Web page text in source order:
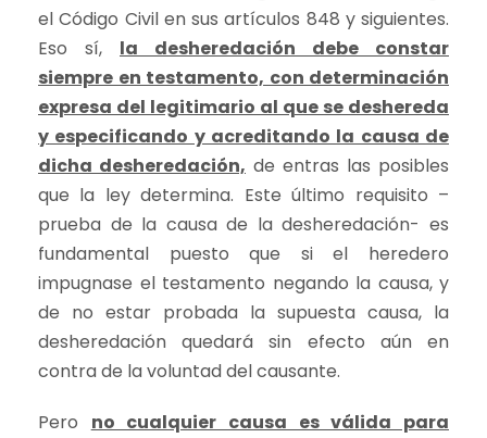
el Código Civil en sus artículos 848 y siguientes.
Eso sí, la desheredación debe constar
siempre en testamento, con determinación
expresa del legitimario al que se deshereda
y especificando y acreditando la causa de
dicha desheredación, de entras las posibles
que la ley determina. Este último requisito –
prueba de la causa de la desheredación- es
fundamental puesto que si el heredero
impugnase el testamento negando la causa, y
de no estar probada la supuesta causa, la
desheredación quedará sin efecto aún en
contra de la voluntad del causante.
Pero no cualquier causa es válida para